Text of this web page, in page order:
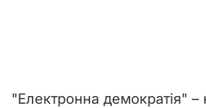
"Електронна демократія"